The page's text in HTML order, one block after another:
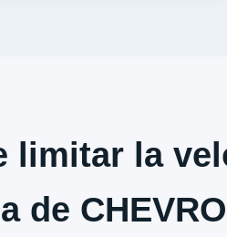
limitar la
de